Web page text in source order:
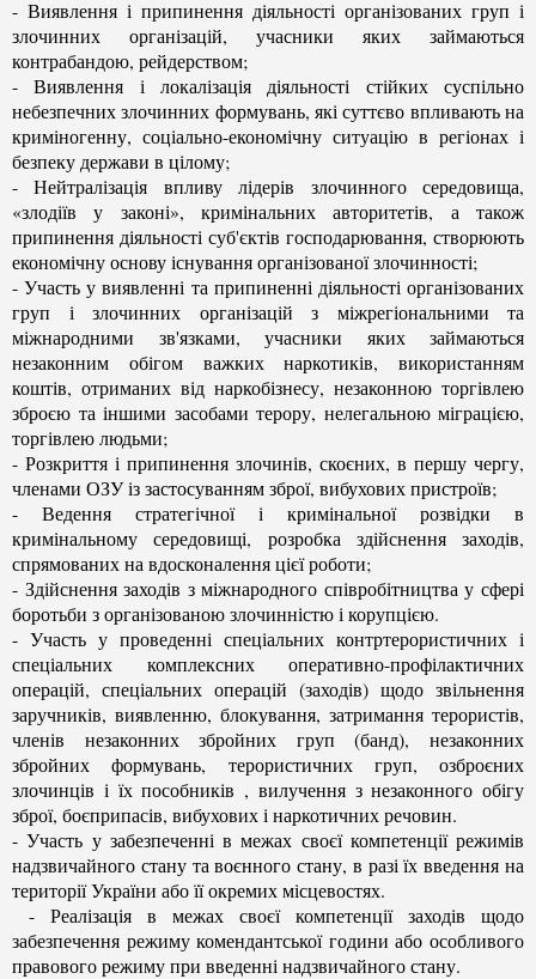
- Виявлення і припинення діяльності організованих груп і
злочинних організацій, учасники яких займаються
контрабандою, рейдерством;
- Виявлення і локалізація діяльності стійких суспільно
небезпечних злочинних формувань, які суттєво впливають на
криміногенну, соціально-економічну ситуацію в регіонах і
безпеку держави в цілому;
- Нейтралізація впливу лідерів злочинного середовища,
«злодіїв у законі», кримінальних авторитетів, а також
припинення діяльності суб'єктів господарювання, створюють
економічну основу існування організованої злочинності;
- Участь у виявленні та припиненні діяльності організованих
груп і злочинних організацій з міжрегіональними та
міжнародними зв'язками, учасники яких займаються
незаконним обігом важких наркотиків, використанням
коштів, отриманих від наркобізнесу, незаконною торгівлею
зброєю та іншими засобами терору, нелегальною міграцією,
торгівлею людьми;
- Розкриття і припинення злочинів, скоєних, в першу чергу,
членами ОЗУ із застосуванням зброї, вибухових пристроїв;
- Ведення стратегічної і кримінальної розвідки в
кримінальному середовищі, розробка здійснення заходів,
спрямованих на вдосконалення цієї роботи;
- Здійснення заходів з міжнародного співробітництва у сфері
боротьби з організованою злочинністю і корупцією.
- Участь у проведенні спеціальних контртерористичних і
спеціальних комплексних оперативно-профілактичних
операцій, спеціальних операцій (заходів) щодо звільнення
заручників, виявленню, блокування, затримання терористів,
членів незаконних збройних груп (банд), незаконних
збройних формувань, терористичних груп, озброєних
злочинців і їх пособників , вилучення з незаконного обігу
зброї, боєприпасів, вибухових і наркотичних речовин.
- Участь у забезпеченні в межах своєї компетенції режимів
надзвичайного стану та воєнного стану, в разі їх введення на
території України або її окремих місцевостях.
- Реалізація в межах своєї компетенції заходів щодо
забезпечення режиму комендантської години або особливого
правового режиму при введенні надзвичайного стану.